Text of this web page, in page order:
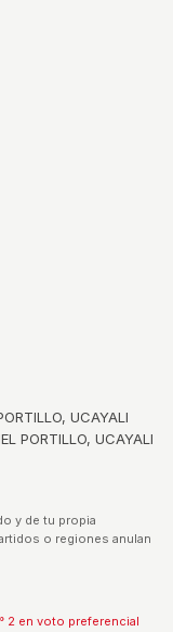
UCAYALI
PORTILLO, UCAYALI
y de tu propia
o regiones anulan
2 en voto preferencial